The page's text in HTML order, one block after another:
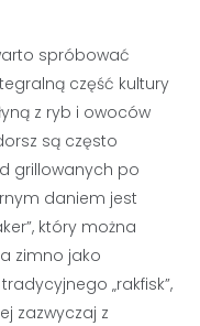
spróbować
część kultury
z ryb i owoców
są często
grillowanych po
daniem jest
który można
zimno jako
„rakfisk”,
zazwyczaj z